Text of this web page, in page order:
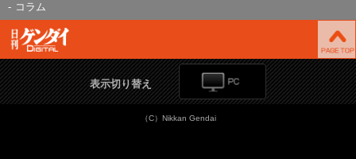
コラム
表示切り替え
（C）Nikkan Gendai